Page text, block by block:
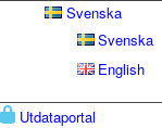
Svenska
Svenska
English
Utdataportal